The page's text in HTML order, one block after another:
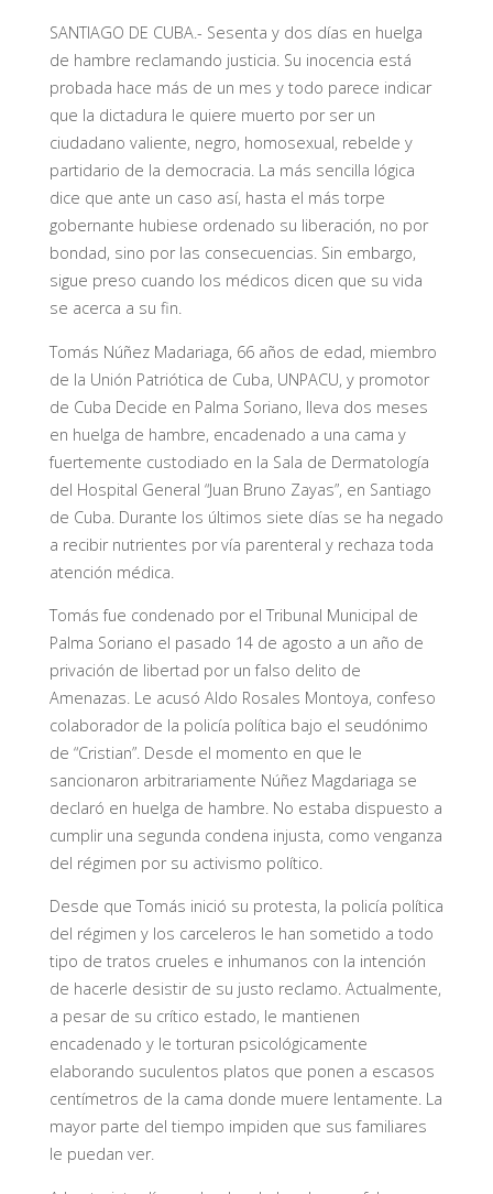
SANTIAGO DE CUBA.- Sesenta y dos días en huelga
de hambre reclamando justicia. Su inocencia está
probada hace más de un mes y todo parece indicar
que la dictadura le quiere muerto por ser un
ciudadano valiente, negro, homosexual, rebelde y
partidario de la democracia. La más sencilla lógica
dice que ante un caso así, hasta el más torpe
gobernante hubiese ordenado su liberación, no por
bondad, sino por las consecuencias. Sin embargo,
sigue preso cuando los médicos dicen que su vida
se acerca a su fin.
Tomás Núñez Madariaga, 66 años de edad, miembro
de la Unión Patriótica de Cuba, UNPACU, y promotor
de Cuba Decide en Palma Soriano, lleva dos meses
en huelga de hambre, encadenado a una cama y
fuertemente custodiado en la Sala de Dermatología
del Hospital General “Juan Bruno Zayas”, en Santiago
de Cuba. Durante los últimos siete días se ha negado
a recibir nutrientes por vía parenteral y rechaza toda
atención médica.
Tomás fue condenado por el Tribunal Municipal de
Palma Soriano el pasado 14 de agosto a un año de
privación de libertad por un falso delito de
Amenazas. Le acusó Aldo Rosales Montoya, confeso
colaborador de la policía política bajo el seudónimo
de “Cristian”. Desde el momento en que le
sancionaron arbitrariamente Núñez Magdariaga se
declaró en huelga de hambre. No estaba dispuesto a
cumplir una segunda condena injusta, como venganza
del régimen por su activismo político.
Desde que Tomás inició su protesta, la policía política
del régimen y los carceleros le han sometido a todo
tipo de tratos crueles e inhumanos con la intención
de hacerle desistir de su justo reclamo. Actualmente,
a pesar de su crítico estado, le mantienen
encadenado y le torturan psicológicamente
elaborando suculentos platos que ponen a escasos
centímetros de la cama donde muere lentamente. La
mayor parte del tiempo impiden que sus familiares
le puedan ver.